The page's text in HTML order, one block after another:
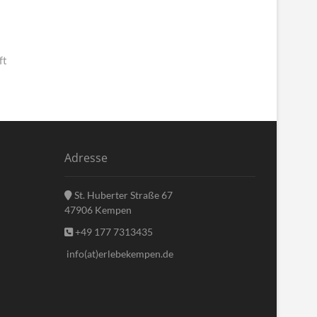
Adresse
St. Huberter Straße 67
47906 Kempen
+49 177 7313435
info(at)erlebekempen.de